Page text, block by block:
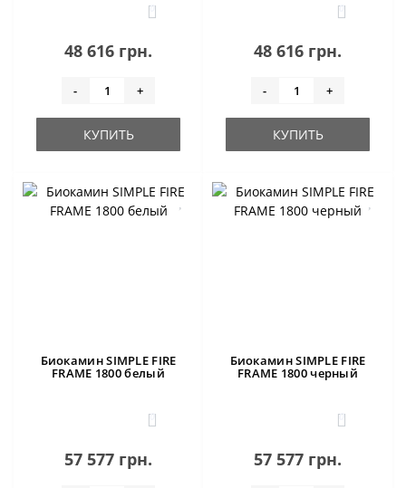
0
48 616 грн.
- +
КУПИТЬ
0
48 616 грн.
- +
КУПИТЬ
Биокамин SIMPLE FIRE
FRAME 1800 белый
0
57 577 грн.
Биокамин SIMPLE FIRE
FRAME 1800 черный
0
57 577 грн.